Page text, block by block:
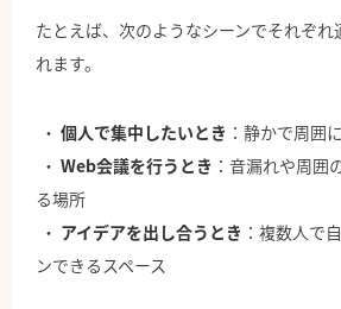
たとえば、次のようなシーンでそれぞれ
れます。
個人で集中したいとき ：静かで周囲
Web会議を行うとき ：音漏れや周囲
る場所
アイデアを出し合うとき ：複数人で
ンできるスペース